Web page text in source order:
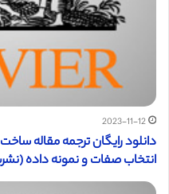
2023-11-12
دانلود رایگان ترجمه مقاله
انتخاب صفات و نمونه داده (نشریه